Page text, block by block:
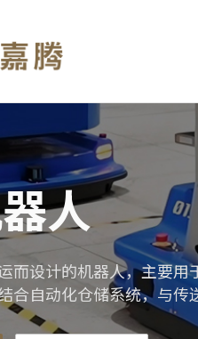
人
而设计的机器人，主要
合自动化仓储系统，与传